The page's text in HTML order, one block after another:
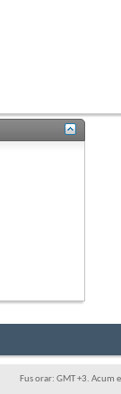
Fus orar: GMT +3. Acum